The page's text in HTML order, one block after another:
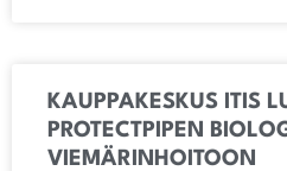
KAUPPAKESKUS ITIS
PROTECTPIPEN
VIEMÄRINHOITOON